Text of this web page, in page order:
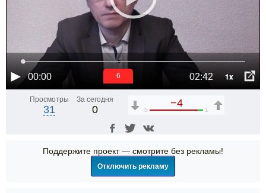
00:00 02:42 1x
6
Просмотры
31
За сегодня
0
−4
5 1
Поддержите проект — смотрите без рекламы!
Отключить рекламу